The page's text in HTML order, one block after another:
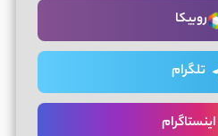
روبیکا
تلگرام
اینستاگرام